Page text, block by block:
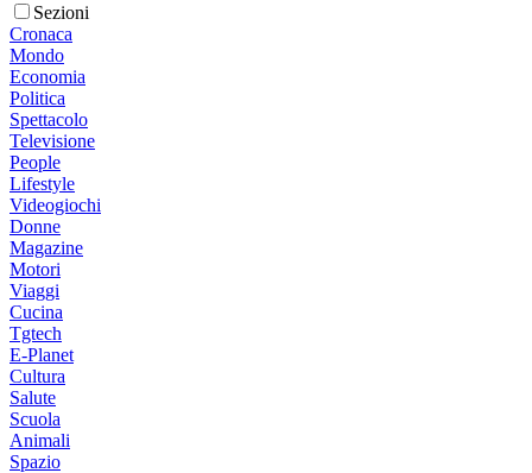
Sezioni
Cronaca
Mondo
Economia
Politica
Spettacolo
Televisione
People
Lifestyle
Videogiochi
Donne
Magazine
Motori
Viaggi
Cucina
Tgtech
E-Planet
Cultura
Salute
Scuola
Animali
Spazio